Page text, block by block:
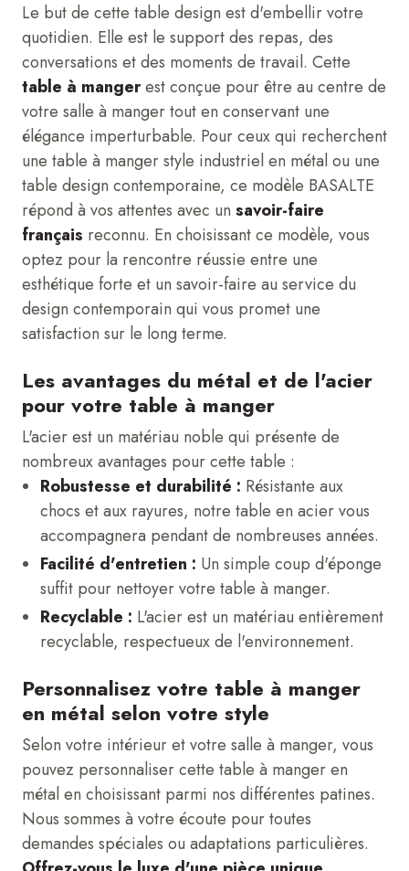
Le but de cette table design est d'embellir votre
quotidien. Elle est le support des repas, des
conversations et des moments de travail. Cette
table à mangerest conçue pour être au centre de
votre salle à manger tout en conservant une
élégance imperturbable. Pour ceux qui recherchent
une table à manger style industriel en métal ou une
table design contemporaine, ce modèle BASALTE
répond à vos attentes avec un savoir-faire
français reconnu. En choisissant ce modèle, vous
optez pour la rencontre réussie entre une
esthétique forte et un savoir-faire au service du
design contemporain qui vous promet une
satisfaction sur le long terme.
Les avantages du métal et de l'acier
pour votre table à manger
L'acier est un matériau noble qui présente de
nombreux avantages pour cette table :
Robustesse et durabilité : Résistante aux
chocs et aux rayures, notre table en acier vous
accompagnera pendant de nombreuses années.
Facilité d'entretien : Un simple coup d'éponge
suffit pour nettoyer votre table à manger.
Recyclable : L'acier est un matériau entièrement
recyclable, respectueux de l'environnement.
Personnalisez votre table à manger
en métal selon votre style
Selon votre intérieur et votre salle à manger, vous
pouvez personnaliser cette table à manger en
métal en choisissant parmi nos différentes patines.
Nous sommes à votre écoute pour toutes
demandes spéciales ou adaptations particulières.